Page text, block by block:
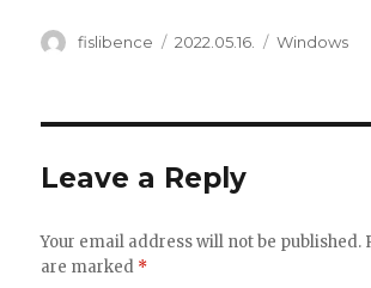
Author
fislibence
Posted
2022.05.16. Categories
Windows
Leave a Reply
Your email address will not be published.
are marked *